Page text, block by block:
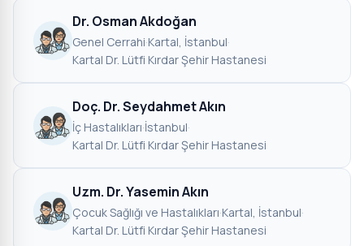
Dr. Osman Akdoğan
Genel Cerrahi·Kartal, İstanbul·
Kartal Dr. Lütfi Kırdar Şehir Hastanesi
Doç. Dr. Seydahmet Akın
İç Hastalıkları·İstanbul·
Kartal Dr. Lütfi Kırdar Şehir Hastanesi
Uzm. Dr. Yasemin Akın
Çocuk Sağlığı ve Hastalıkları·Kartal, İstanbul·
Kartal Dr. Lütfi Kırdar Şehir Hastanesi